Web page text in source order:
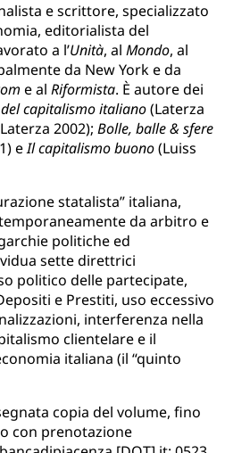
e scrittore, specializzato
editorialista del
a l’Unità, alMondo, al
da New York e da
e alRiformista. È autore dei
capitalismo italiano(Laterza
2002);Bolle, balle & sfere
eIl capitalismo buono(Luiss
statalista” italiana,
da arbitro e
politiche ed
sette direttrici
politico delle partecipate,
e Prestiti, uso eccessivo
interferenza nella
clientelare e il
italiana (il “quinto
copia del volume, fino
con prenotazione